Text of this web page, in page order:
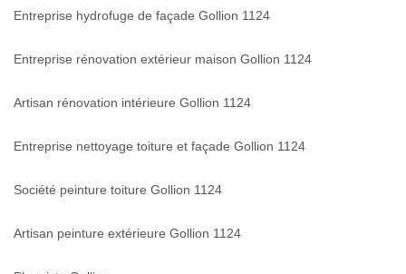
Entreprise hydrofuge de façade Gollion 1124
Entreprise rénovation extérieur maison Gollion 1124
Artisan rénovation intérieure Gollion 1124
Entreprise nettoyage toiture et façade Gollion 1124
Société peinture toiture Gollion 1124
Artisan peinture extérieure Gollion 1124